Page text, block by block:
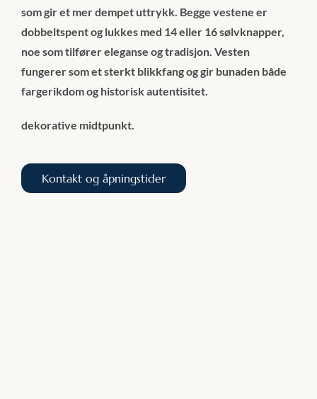
som gir et mer dempet uttrykk. Begge vestene er
dobbeltspent og lukkes med 14 eller 16 sølvknapper,
noe som tilfører eleganse og tradisjon. Vesten
fungerer som et sterkt blikkfang og gir bunaden både
fargerikdom og historisk autentisitet.
dekorative midtpunkt.
Kontakt og åpningstider